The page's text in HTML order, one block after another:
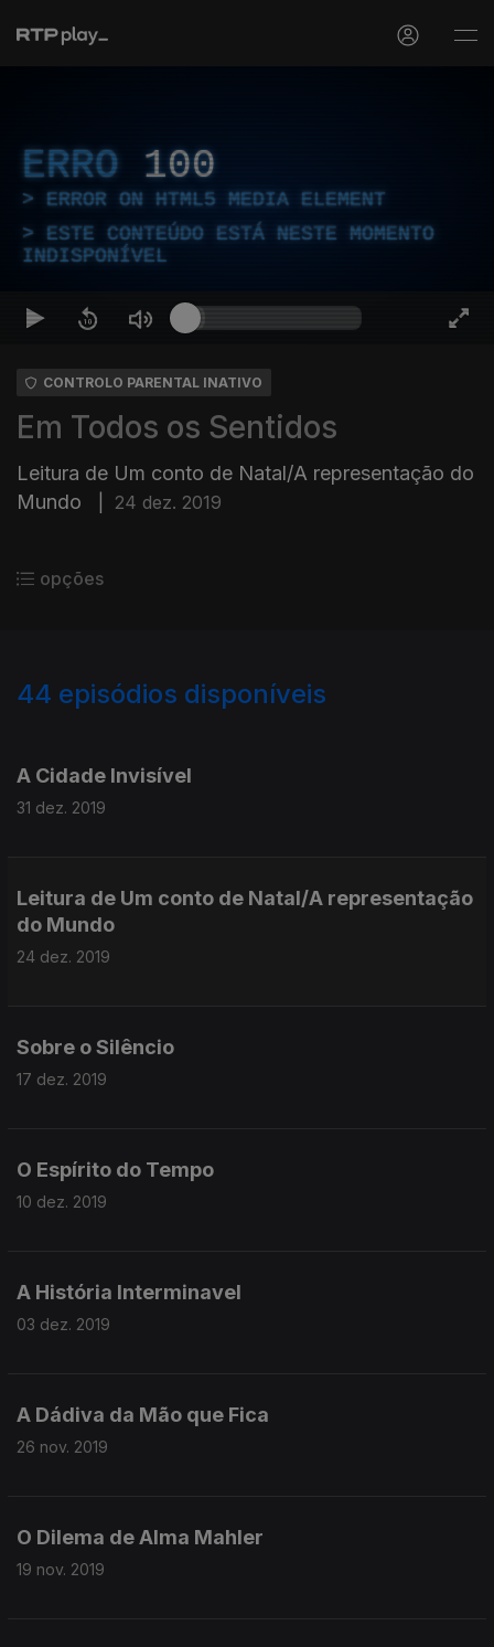
ERRO 100
ERROR ON HTML5 MEDIA ELEMENT
ESTE CONTEÚDO ESTÁ NESTE MOMENTO
INDISPONÍVEL
CONTROLO PARENTAL INATIVO
Em Todos os Sentidos
Leitura de Um conto de Natal/A representação do
Mundo
24 dez. 2019
opções
44 episódios disponíveis
A Cidade Invisível
31 dez. 2019
Leitura de Um conto de Natal/A representação
do Mundo
24 dez. 2019
Sobre o Silêncio
17 dez. 2019
O Espírito do Tempo
10 dez. 2019
A História Interminavel
03 dez. 2019
A Dádiva da Mão que Fica
26 nov. 2019
O Dilema de Alma Mahler
19 nov. 2019